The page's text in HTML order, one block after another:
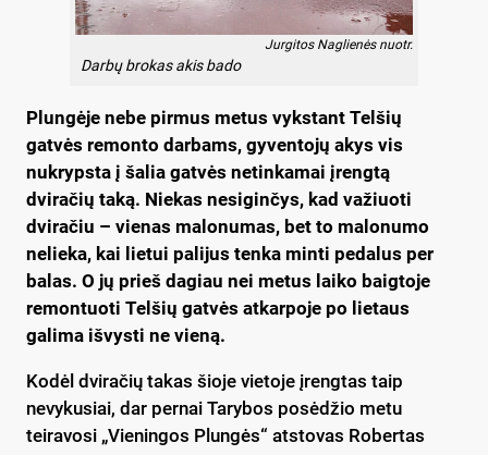
Jurgitos Naglienės nuotr.
Darbų brokas akis bado
Plungėje nebe pirmus metus vykstant Telšių
gatvės remonto darbams, gyventojų akys vis
nukrypsta į šalia gatvės netinkamai įrengtą
dviračių taką. Niekas nesiginčys, kad važiuoti
dviračiu – vienas malonumas, bet to malonumo
nelieka, kai lietui palijus tenka minti pedalus per
balas. O jų prieš dagiau nei metus laiko baigtoje
remontuoti Telšių gatvės atkarpoje po lietaus
galima išvysti ne vieną.
Kodėl dviračių takas šioje vietoje įrengtas taip
nevykusiai, dar pernai Tarybos posėdžio metu
teiravosi „Vieningos Plungės“ atstovas Robertas